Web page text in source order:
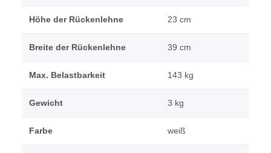
Höhe der Rückenlehne 23 cm
Breite der Rückenlehne 39 cm
Max. Belastbarkeit 143 kg
Gewicht 3 kg
Farbe weiß